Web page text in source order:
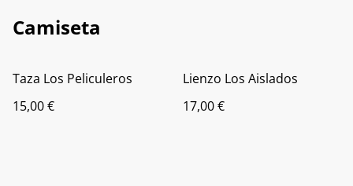
Camiseta
Taza Los Peliculeros
15,00 €
Lienzo Los Aislados
17,00 €